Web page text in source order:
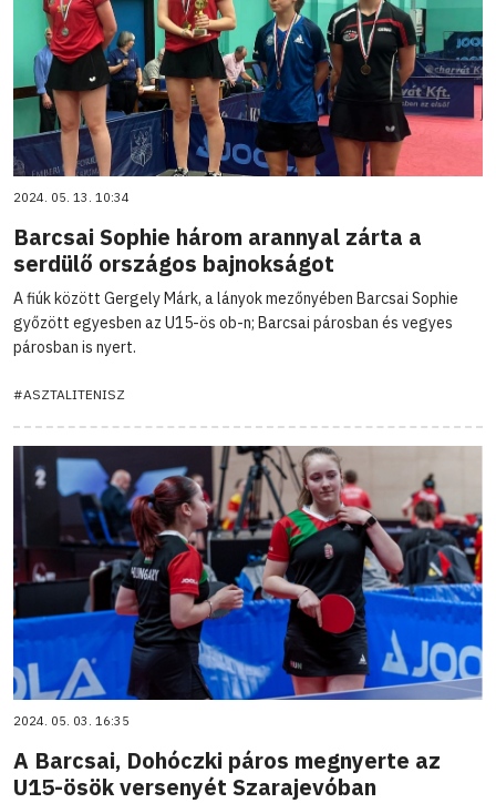
2024. 05. 13. 10:34
Barcsai Sophie három arannyal zárta a
serdülő országos bajnokságot
A fiúk között Gergely Márk, a lányok mezőnyében Barcsai Sophie
győzött egyesben az U15-ös ob-n; Barcsai párosban és vegyes
párosban is nyert.
#ASZTALITENISZ
2024. 05. 03. 16:35
A Barcsai, Dohóczki páros megnyerte az
U15-ösök versenyét Szarajevóban